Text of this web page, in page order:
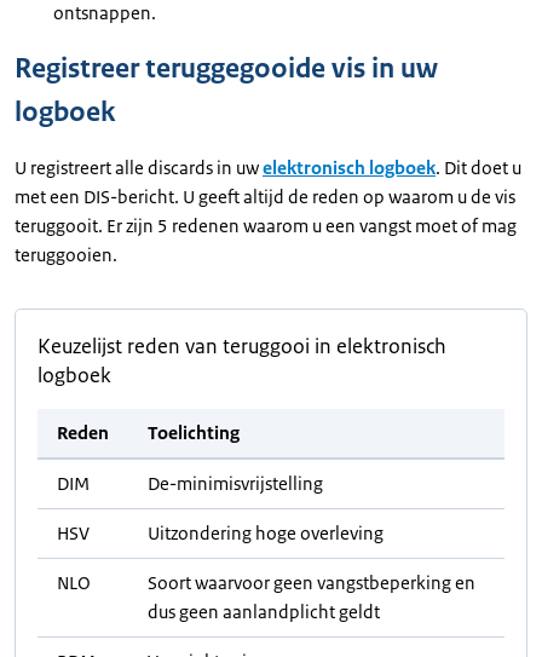
ontsnappen.
Registreer teruggegooide vis in uw
logboek
U registreert alle discards in uwelektronisch logboek. Dit doet u
met een DIS-bericht. U geeft altijd de reden op waarom u de vis
teruggooit. Er zijn 5 redenen waarom u een vangst moet of mag
teruggooien.
Keuzelijst reden van teruggooi in elektronisch
logboek
Reden Toelichting
DIM De-minimisvrijstelling
HSV Uitzondering hoge overleving
NLO
Soort waarvoor geen vangstbeperking en
dus geen aanlandplicht geldt